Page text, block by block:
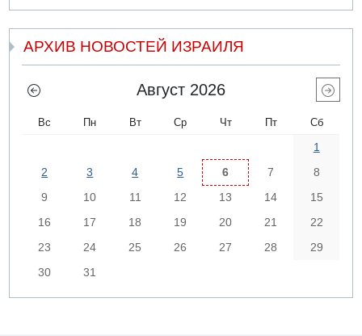
АРХИВ НОВОСТЕЙ ИЗРАИЛЯ
Август 2026
Вс Пн Вт Ср Чт Пт Сб
1
2
3 4 5 6 7
8
9
10 11 12 13 14
15
16
17 18 19 20 21
22
23
24 25 26 27 28
29
30
31